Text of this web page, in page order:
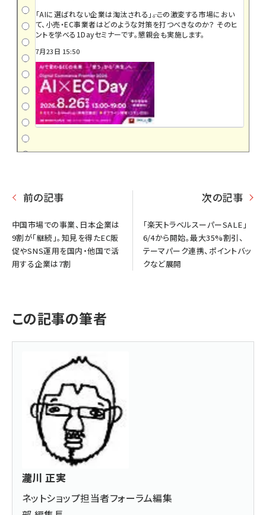
「AIに選ばれない企業は淘汰される」――。この激変する市場におい
て、小売・EC事業者はどのような対策を打つべきなのか？ そのヒ
ントを学べる1Dayセミナーです。懇親会も実施します。
7月23日 15:50
前の記事
中国市場での事業、日本企業は
9割が「継続」。知見を得たEC販
促やSNS運用を国内・他国で活
用する企業は7割
次の記事
「楽天トラベルスーパーSALE」
6/4から開始。最大35%割引、
テーマパーク連携、ポイントバッ
クなど展開
この記事の筆者
瀧川 正実
ネットショップ担当者フォーラム編集